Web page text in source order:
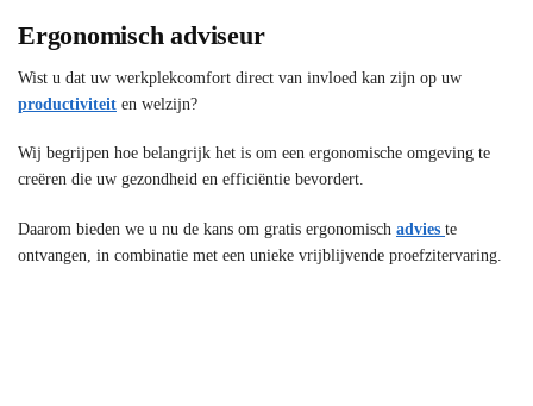
Ergonomisch adviseur
Wist u dat uw werkplekcomfort direct van invloed kan zijn op uw
productiviteit en welzijn?
Wij begrijpen hoe belangrijk het is om een ergonomische omgeving te
creëren die uw gezondheid en efficiëntie bevordert.
Daarom bieden we u nu de kans om gratis ergonomisch advies te
ontvangen, in combinatie met een unieke vrijblijvende proefzitervaring.